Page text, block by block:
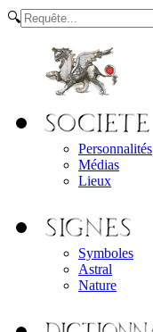
🔍
Personnalités
Médias
Lieux
Symboles
Astral
Nature